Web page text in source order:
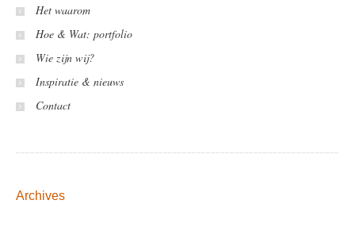
Het waarom
Hoe & Wat: portfolio
Wie zijn wij?
Inspiratie & nieuws
Contact
Archives